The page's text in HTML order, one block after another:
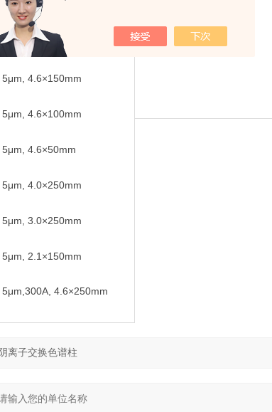
5μm, 4.6×250mm
5μm, 4.6×200mm
5μm, 4.6×150mm
5μm, 4.6×100mm
5μm, 4.6×50mm
5μm, 4.0×250mm
5μm, 3.0×250mm
5μm, 2.1×150mm
5μm,300A, 4.6×250mm